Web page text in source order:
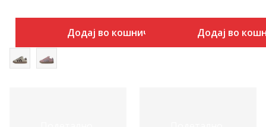
Додај во кошничка Додај во